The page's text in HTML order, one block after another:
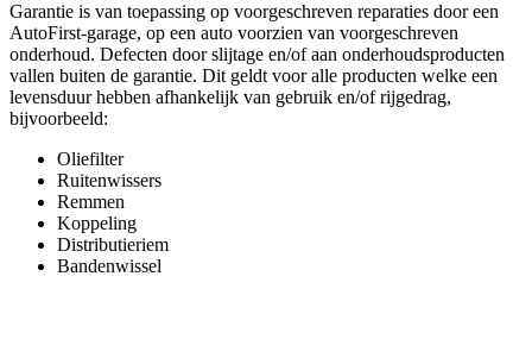
Garantie is van toepassing op voorgeschreven reparaties door een
AutoFirst-garage, op een auto voorzien van voorgeschreven
onderhoud. Defecten door slijtage en/of aan onderhoudsproducten
vallen buiten de garantie. Dit geldt voor alle producten welke een
levensduur hebben afhankelijk van gebruik en/of rijgedrag,
bijvoorbeeld:
Oliefilter
Ruitenwissers
Remmen
Koppeling
Distributieriem
Bandenwissel